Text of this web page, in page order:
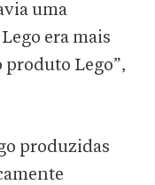
uma
era mais
Lego”,
produzidas